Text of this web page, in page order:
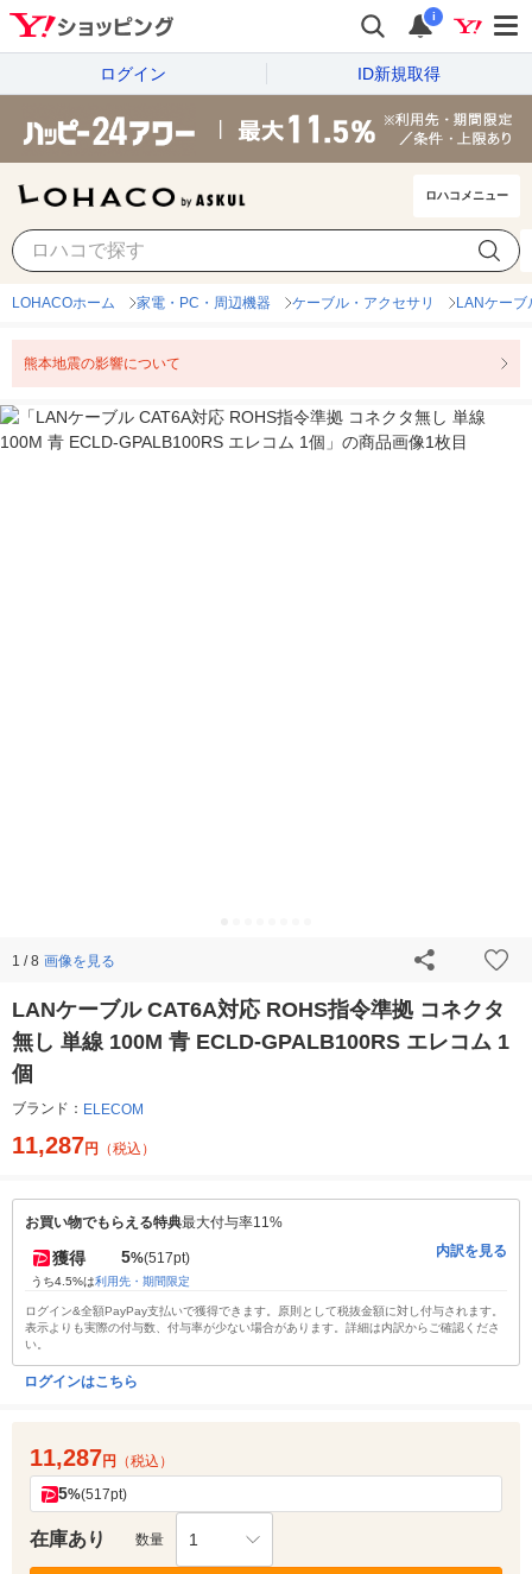
i
ログイン ID新規取得
ロハコメニュー
LOHACOホーム 家電・PC・周辺機器 ケーブル・アクセサリ LANケーブ
熊本地震の影響について
1 / 8 画像を見る
LANケーブル CAT6A対応 ROHS指令準拠 コネクタ
無し 単線 100M 青 ECLD-GPALB100RS エレコム 1
個
ブランド： ELECOM
11,287円 （税込）
お買い物でもらえる特典最大付与率11%
獲得 5%(517pt)
うち4.5%は利用先・期間限定
内訳を見る
ログイン&全額PayPay支払いで獲得できます。原則として税抜金額に対し付与されます。
表示よりも実際の付与数、付与率が少ない場合があります。詳細は内訳からご確認くださ
い。
ログインはこちら
11,287円 （税込）
5%(517pt)
在庫あり 数量 1